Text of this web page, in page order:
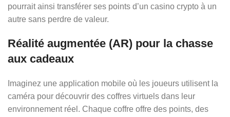
pourrait ainsi transférer ses points d’un casino crypto à un
autre sans perdre de valeur.
Réalité augmentée (AR) pour la chasse
aux cadeaux
Imaginez une application mobile où les joueurs utilisent la
caméra pour découvrir des coffres virtuels dans leur
environnement réel. Chaque coffre offre des points, des